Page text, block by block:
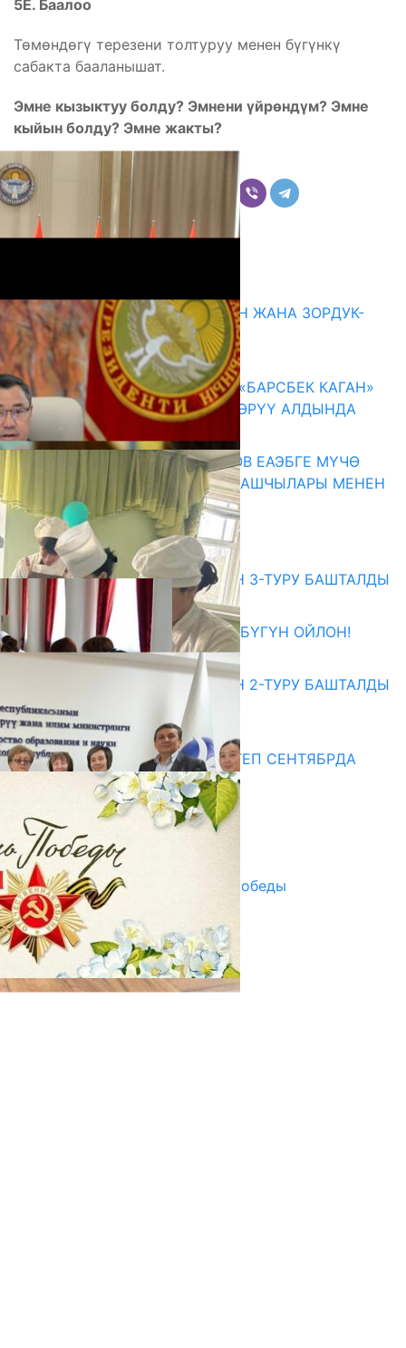
5Е. Баалоо
Төмөндөгү терезени толтуруу менен бүгүнкү
сабакта бааланышат.
Эмне кызыктуу болду? Эмнени үйрөндүм? Эмне
кыйын болду? Эмне жакты?
Комментарийлер
ГЕНДЕРДИК БАСМЫРЛООДОН ЖАНА ЗОРДУК-
ЗОМБУЛУКТАН КОРГОО
07.08.2026
КЫРГЫЗ ТАРЫХЫ ТАСМАДА: «БАРСБЕК КАГАН»
КӨРКӨМ ТАСМАСЫ ЖАРЫК КӨРҮҮ АЛДЫНДА
07.08.2026
ПРЕЗИДЕНТ САДЫР ЖАПАРОВ ЕАЭБГЕ МҮЧӨ
МАМЛЕКЕТТЕРДИН ӨКМӨТ БАШЧЫЛАРЫ МЕНЕН
ЖОЛУГУШТУ
07.08.2026
Абитуриент
ЖОЖДОРГО КАБЫЛ АЛУУНУН 3-ТУРУ БАШТАЛДЫ
27.07.2026
ӨЗҮҢДҮН КЕЛЕЧЕГИҢ ҮЧҮН БҮГҮН ОЙЛОН!
20.07.2026
ЖОЖДОРГО КАБЫЛ АЛУУНУН 2-ТУРУ БАШТАЛДЫ
20.07.2026
Медиа
СУЗАКТА 750 ОРУНДУУ МЕКТЕП СЕНТЯБРДА
ПАЙДАЛАНУУГА БЕРИЛЕТ
07.08.2025
Улуу Жеңиштин жандуу сөзү
29.04.2025
Награды в преддверии Дня Победы
29.04.2025